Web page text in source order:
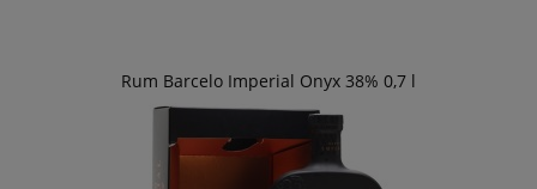
Rum Barcelo Imperial Onyx 38% 0,7 l